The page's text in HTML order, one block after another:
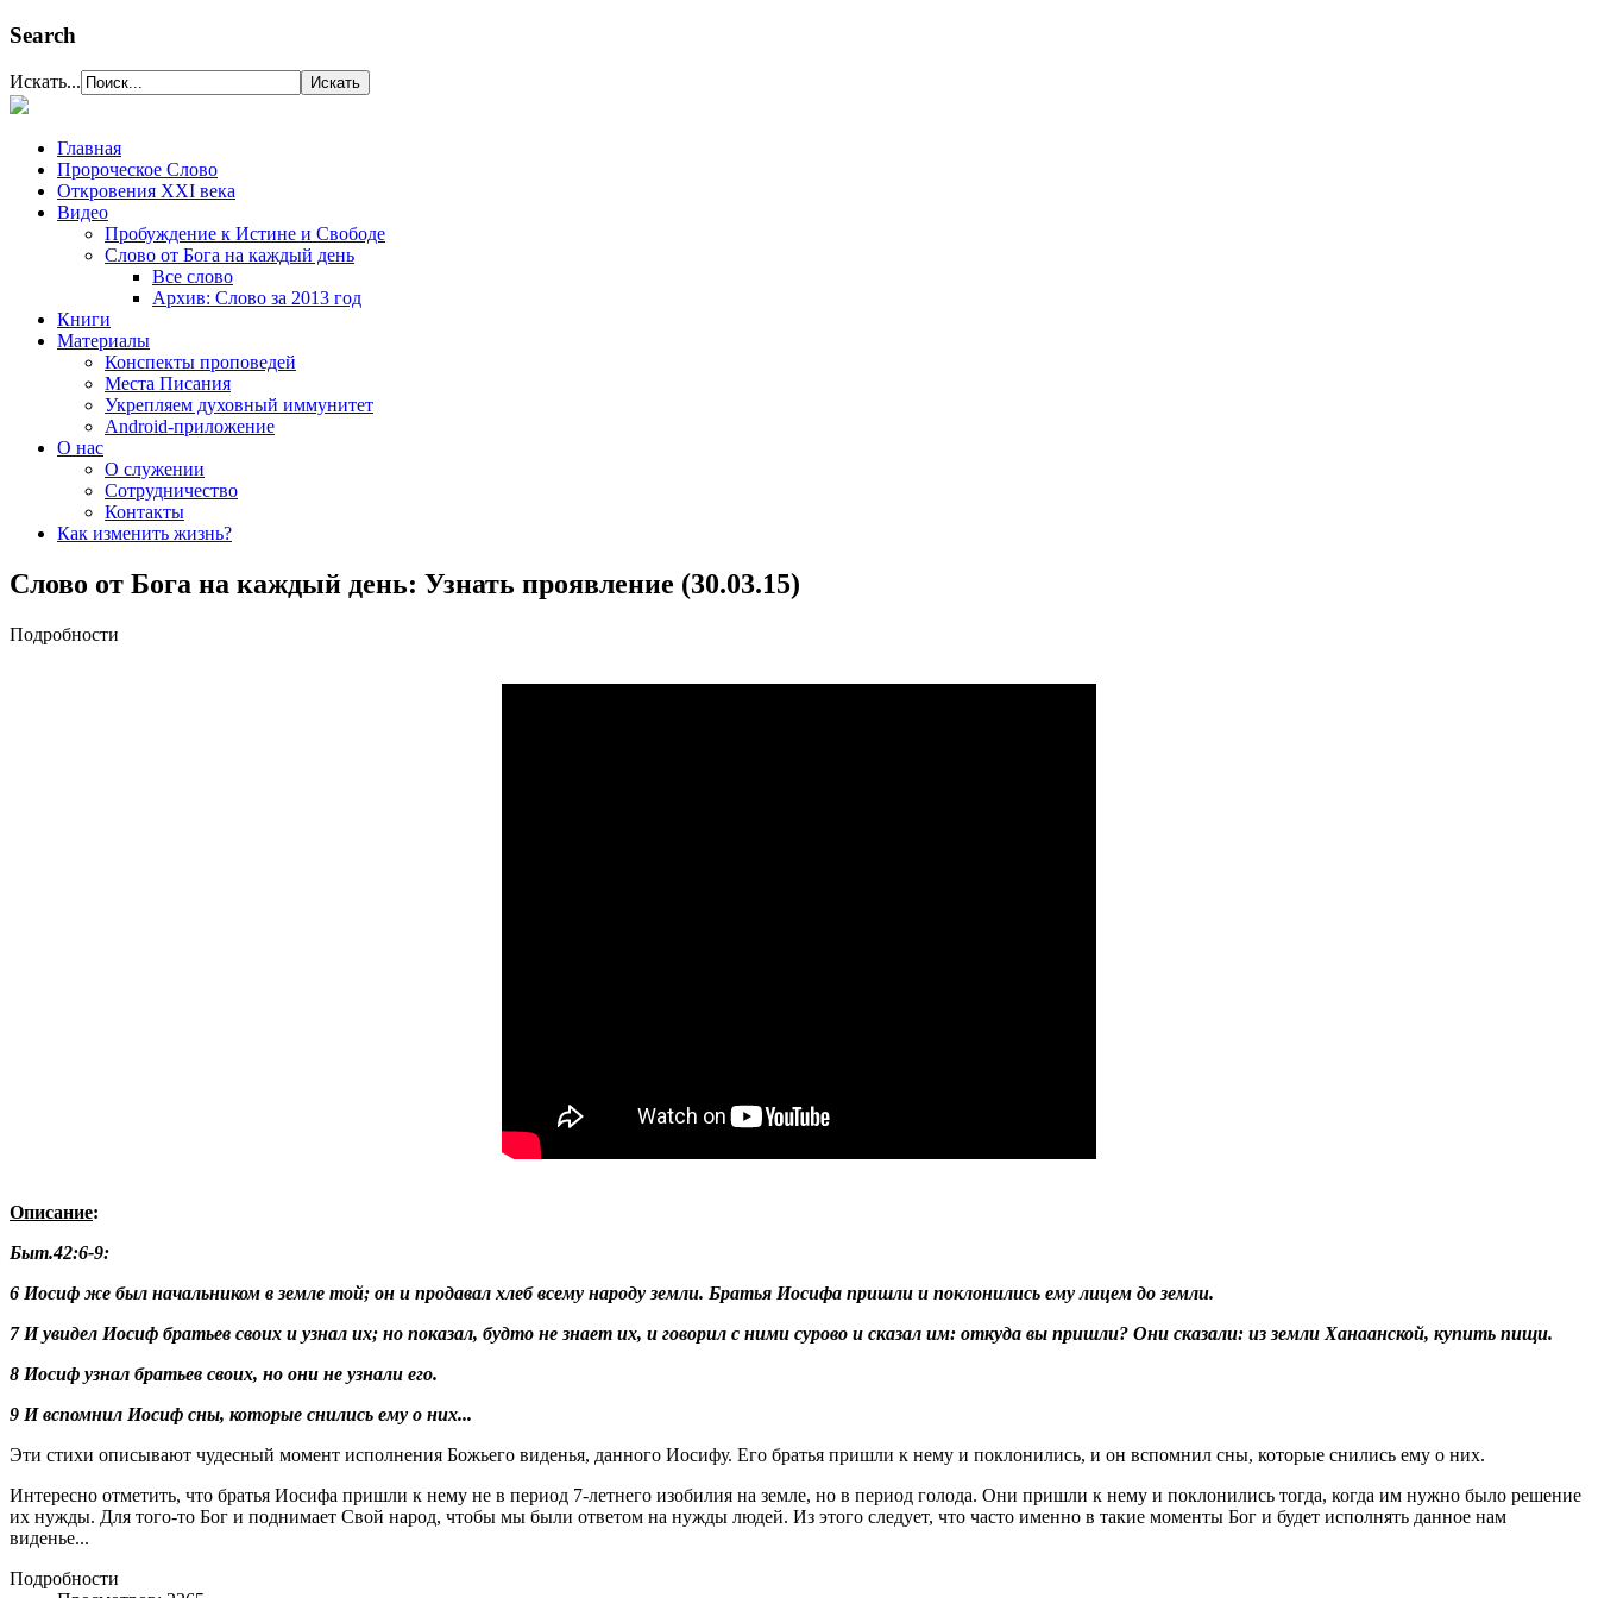
Search
Искать...
Главная
Пророческое Слово
Откровения ХХІ века
Видео
Пробуждение к Истине и Свободе
Слово от Бога на каждый день
Все слово
Архив: Слово за 2013 год
Книги
Материалы
Конспекты проповедей
Места Писания
Укрепляем духовный иммунитет
Android-приложение
О нас
О служении
Сотрудничество
Контакты
Как изменить жизнь?
Cлово от Бога на каждый день: Узнать проявление (30.03.15)
Подробности
Описание:
Быт.42:6-9:
6 Иосиф же был начальником в земле той; он и продавал хлеб всему народу земли. Братья Иосифа пришли и поклонились ему лицем до земли.
7 И увидел Иосиф братьев своих и узнал их; но показал, будто не знает их, и говорил с ними сурово и сказал им: откуда вы пришли? Они сказали: из земли Ханаанской, купить пищи.
8 Иосиф узнал братьев своих, но они не узнали его.
9 И вспомнил Иосиф сны, которые снились ему о них...
Эти стихи описывают чудесный момент исполнения Божьего виденья, данного Иосифу. Его братья пришли к нему и поклонились, и он вспомнил сны, которые снились ему о них.
Интересно отметить, что братья Иосифа пришли к нему не в период 7-летнего изобилия на земле, но в период голода. Они пришли к нему и поклонились тогда, когда им нужно было решение
их нужды. Для того-то Бог и поднимает Свой народ, чтобы мы были ответом на нужды людей. Из этого следует, что часто именно в такие моменты Бог и будет исполнять данное нам
виденье...
Подробности